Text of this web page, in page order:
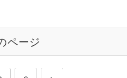
ページ